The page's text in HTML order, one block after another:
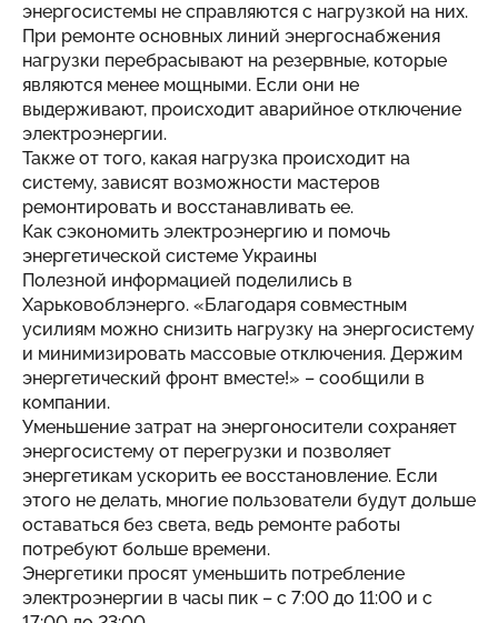
энергосистемы не справляются с нагрузкой на них.
При ремонте основных линий энергоснабжения
нагрузки перебрасывают на резервные, которые
являются менее мощными. Если они не
выдерживают, происходит аварийное отключение
электроэнергии.
Также от того, какая нагрузка происходит на
систему, зависят возможности мастеров
ремонтировать и восстанавливать ее.
Как сэкономить электроэнергию и помочь
энергетической системе Украины
Полезной информацией поделились в
Харьковоблэнерго. «Благодаря совместным
усилиям можно снизить нагрузку на энергосистему
и минимизировать массовые отключения. Держим
энергетический фронт вместе!» – сообщили в
компании.
Уменьшение затрат на энергоносители сохраняет
энергосистему от перегрузки и позволяет
энергетикам ускорить ее восстановление. Если
этого не делать, многие пользователи будут дольше
оставаться без света, ведь ремонте работы
потребуют больше времени.
Энергетики просят уменьшить потребление
электроэнергии в часы пик – с 7:00 до 11:00 и с